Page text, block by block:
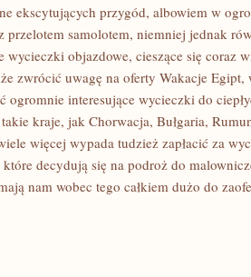
ekscytujących przygód, albowiem w
samolotem, niemniej jednak
wycieczki objazdowe, cieszące się coraz
zwrócić uwagę na oferty Wakacje
ogromnie interesujące wycieczki do
kraje, jak Chorwacja, Bułgaria,
więcej wypada tudzież zapłacić za
decydują się na podroż do
nam wobec tego całkiem dużo do